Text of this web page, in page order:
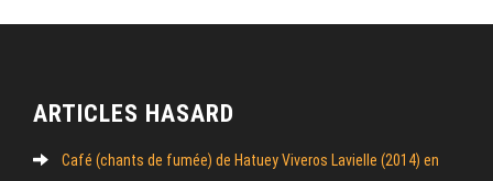
ARTICLES HASARD
Café (chants de fumée) de Hatuey Viveros Lavielle (2014) en